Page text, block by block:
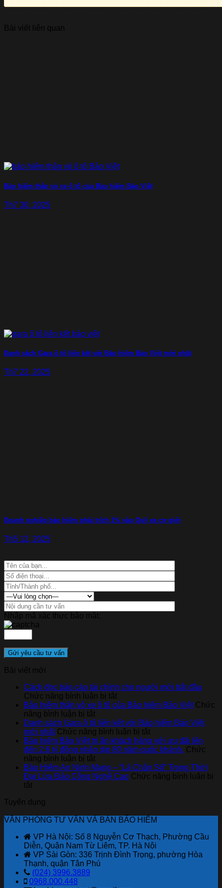
Bài viết liên quan
Bảo hiểm thân vỏ xe ô tô của Bảo hiểm Bảo Việt
Th7 30, 2025
Danh sách Gara ô tô liên kết với Bảo hiểm Bảo Việt mới nhất
Th7 22, 2025
Doanh nghiệp bảo hiểm phải trích 1% vào Quỹ xe cơ giới
Th5 12, 2025
Nhập mã xác thực bảo mật:
Bài viết mới
Cách đọc báo cáo tài chính cho người mới bắt đầu
Chức năng bình luận bị tắtở
Cách
báo
cáo
tài
chính
người
mới
Bảo hiểm thân vỏ xe ô tô của Bảo hiểm Bảo Việt Chức
năng bình luận bị tắtở
Bảo
hiểm
thân
vỏ
xe
ô
tô
Việt
Danh sách Gara ô tô liên kết với Bảo hiểm Bảo Việt
mới nhất Chức năng bình luận bị tắtở
Danh
sách
ô
tô
hiểm
Việt
mới
nhất
Bảo hiểm Bảo Việt tri ân khách hàng với ưu đãi lên
đến 2,6 tỷ đồng nhân dịp 80 năm quốc khánh. Chức
năng bình luận bị tắtở
Bảo
hiểm
khách
với
ưu
đãi
lên
Bảo Hiểm An Ninh Mạng – “Lá Chắn Số” Trong Thời
Đại Lừa Đảo Công Nghệ Cao Chức năng bình luận bị
tắtở
Hiểm
Ninh
–
“Lá
Chắn
Số”
Trong
Thời
Tuyển dụng
VĂN PHÒNG TƯ VẤN VÀ BÁN BẢO HIỂM
VP Hà Nội: Số 8 Nguyễn Cơ Thạch, Phường Cầu
Diễn, Quận Nam Từ Liêm, TP. Hà Nội
VP Sài Gòn: 336 Trịnh Đình Trọng, phường Hòa
Thạnh, quận Tân Phú
(024) 3996.3889
0968.000.448